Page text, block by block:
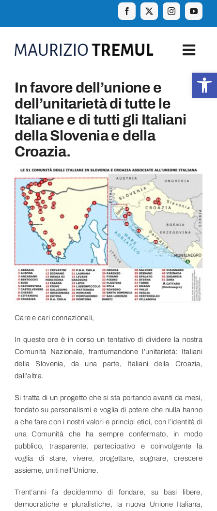
content
Home
Biografia
Eventi
Curiosità e aforismi
Link utili
Contatti
In favore dell’unione e
dell’unitarietà di tutte le
Italiane e di tutti gli Italiani
della Slovenia e della
Croazia.
Care e cari connazionali,
In queste ore è in corso un tentativo di dividere la nostra
Comunità Nazionale, frantumandone l’unitarietà: Italiani
della Slovenia, da una parte, Italiani della Croazia,
dall’altra.
Si tratta di un progetto che si sta portando avanti da mesi,
fondato su personalismi e voglia di potere che nulla hanno
a che fare con i nostri valori e principi etici, con l’identità di
una Comunità che ha sempre confermato, in modo
pubblico, trasparente, partecipativo e coinvolgente la
voglia di stare, vivere, progettare, sognare, crescere
assieme, uniti nell’Unione.
Trent’anni fa decidemmo di fondare, su basi libere,
democratiche e pluralistiche, la nuova Unione Italiana,